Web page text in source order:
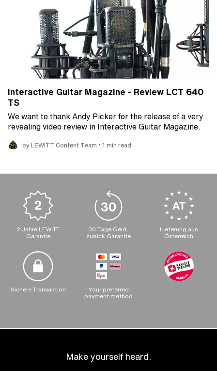
Interactive Guitar Magazine - Review LCT 640
TS
We want to thank Andy Picker for the release of a very
revealing video review in Interactive Guitar Magazine.
by LEWITT Content Team • 1 min read
2 Jahre LEWITT
Garantie
30 Tage Geld-
zurück Garantie
Lieferung aus
Österreich
Sichere Transaktion
Your preferred
payment method
Make yourself heard.